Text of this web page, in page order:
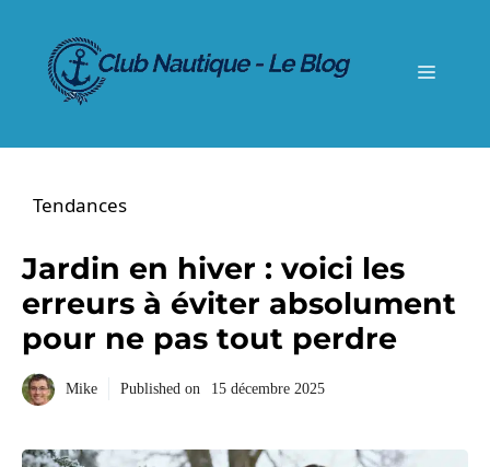
contenu
Menu
Tendances
Jardin en hiver : voici les
erreurs à éviter absolument
pour ne pas tout perdre
Mike Published on 15 décembre 2025